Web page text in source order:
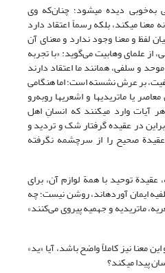
به‌خوبی دیده می‏شود؛ چنان‌که وی
معنا می‏کند، بلکه رسماً اعتقاد دارد
لفظ و معنا وجود ندارد و معنای آن
از علمای وهابیت می‌گوید: «با تجربه
و سلفی، همانند ما اعتقاد دارند
بر عرش نشسته است؛ اما هنگامی
یا ماتریدی‏ها و اشعری‏ها روبه‌رو
آیات وارد می‏کنند که انسانِ اهل
در عقیده گرفتار شک و تردید و
صحیح را از سرچشمه نگرفته
عقیدة توحید با همة لوازم آن، برای
ایمان آورده‏اند، روشن نیست؛ چه
ماتریدیه و جهمیه پیروی می‌کنند»
معنا نیز کاملاً واضح باشد، آیا «ید»
پیدا می‏کند؟